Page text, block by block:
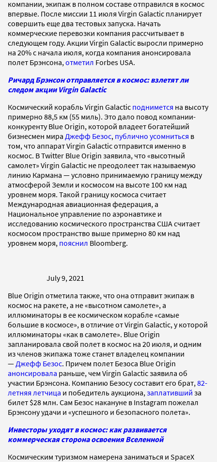
компании, экипаж в полном составе отправился в космос
впервые. После миссии 11 июля Virgin Galactic планирует
совершить еще два тестовых запуска. Начать
коммерческие перевозки компания рассчитывает в
следующем году. Акции Virgin Galactic выросли примерно
на 20% с начала июля, когда компания анонсировала
полет Брэнсона, отметил Forbes USA.
Ричард Брэнсон отправляется в космос: взлетят ли
следом акции Virgin Galactic
Космический корабль Virgin Galactic поднимется на высоту
примерно 88,5 км (55 миль). Это дало повод компании-
конкуренту Blue Origin, которой владеет богатейший
бизнесмен мира Джефф Безос, публично усомниться в
том, что аппарат Virgin Galactic отправится именно в
космос. В Twitter Blue Origin заявила, что «высотный
самолет» Virgin Galactic не преодолеет так называемую
линию Кармана — условно принимаемую границу между
атмосферой Земли и космосом на высоте 100 км над
уровнем моря. Такой границу космоса считает
Международная авиационная федерация, а
Национальное управление по аэронавтике и
исследованию космического пространства США считает
космосом пространство выше примерно 80 км над
уровнем моря, пояснил Bloomberg.
July 9, 2021
Blue Origin отметила также, что она отправит экипаж в
космос на ракете, а не «высотном самолете», а
иллюминаторы в ее космическом корабле «самые
большие в космосе», в отличие от Virgin Galactic, у которой
иллюминаторы «как в самолете». Blue Origin
запланировала свой полет в космос на 20 июля, и одним
из членов экипажа тоже станет владелец компании
— Джефф Безос. Причем полет Безоса Blue Origin
анонсировала раньше, чем Virgin Galactic заявила об
участии Брэнсона. Компанию Безосу составит его брат, 82-
летняя летчица и победитель аукциона, заплативший за
билет $28 млн. Сам Безос накануне в Instagram пожелал
Брэнсону удачи и «успешного и безопасного полета».
Инвесторы уходят в космос: как развивается
коммерческая сторона освоения Вселенной
Космическим туризмом намерена заниматься и SpaceX